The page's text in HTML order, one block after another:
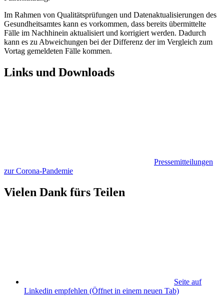
Im Rahmen von Qualitätsprüfungen und Datenaktualisierungen des
Gesundheitsamtes kann es vorkommen, dass bereits übermittelte
Fälle im Nachhinein aktualisiert und korrigiert werden. Dadurch
kann es zu Abweichungen bei der Differenz der im Vergleich zum
Vortag gemeldeten Fälle kommen.
Links und Downloads
Pressemitteilungen
zur Corona-Pandemie
Vielen Dank fürs Teilen
Seite auf
Linkedin empfehlen (Öffnet in einem neuen Tab)